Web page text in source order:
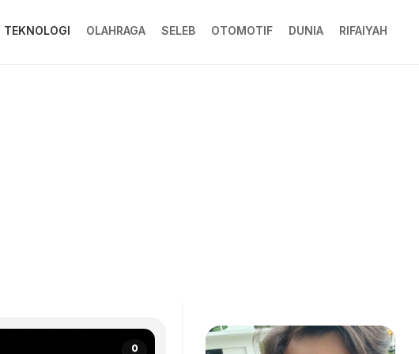
TEKNOLOGI OLAHRAGA SELEB OTOMOTIF DUNIA RIFAIYAH
0